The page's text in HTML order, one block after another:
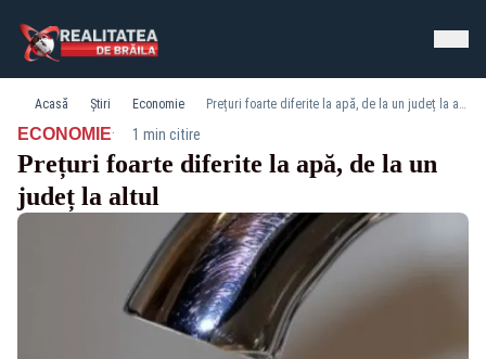
Acasă Știri Economie Prețuri foarte diferite la apă, de la un județ la altul
ECONOMIE· 1 min citire
Prețuri foarte diferite la apă, de la un
județ la altul